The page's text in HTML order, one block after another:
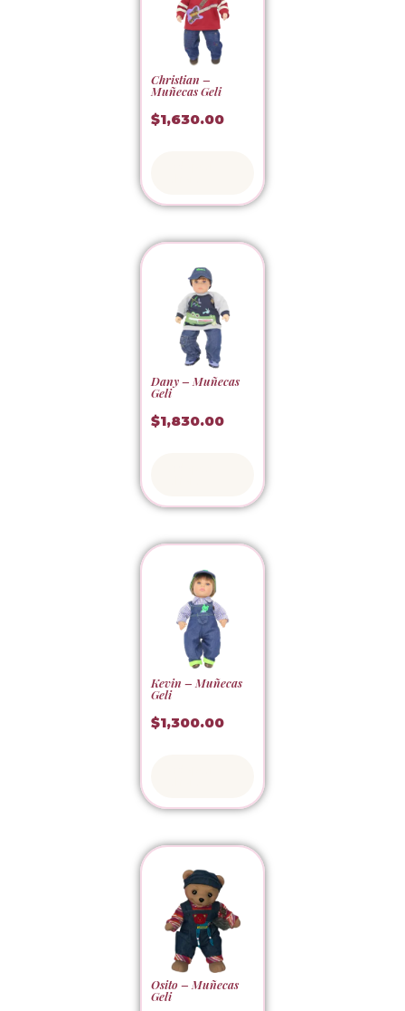
Christian –
Muñecas Geli
$1,630.00
Dany – Muñecas
Geli
$1,830.00
Kevin – Muñecas
Geli
$1,300.00
Osito – Muñecas
Geli